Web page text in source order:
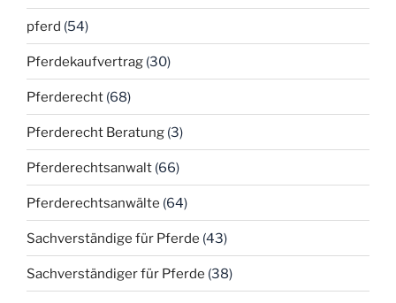
pferd (54)
Pferdekaufvertrag (30)
Pferderecht (68)
Pferderecht Beratung (3)
Pferderechtsanwalt (66)
Pferderechtsanwälte (64)
Sachverständige für Pferde (43)
Sachverständiger für Pferde (38)